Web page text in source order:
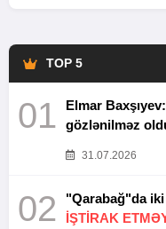
TOP 5
01
Elmar
gözlənilməz
31.07.2026
02 "Qarabağ"da
İŞTİRAK